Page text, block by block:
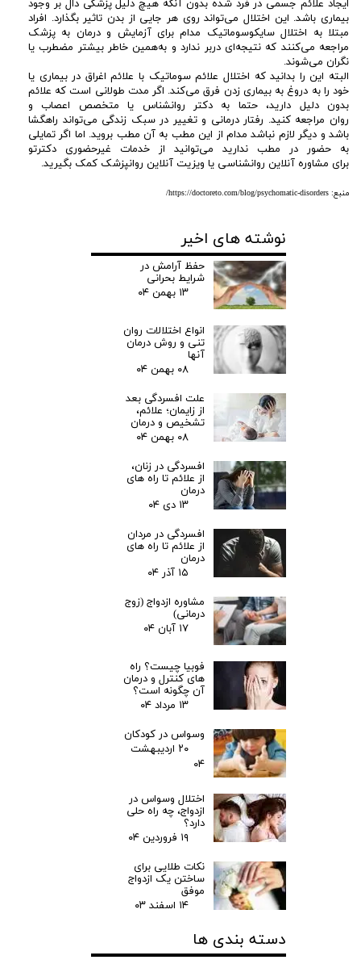
ایجاد علائم جسمی در فرد شده بدون آنکه هیچ دلیل پزشکی دال بر وجود
بیماری باشد. این اختلال می‌تواند روی هر جایی از بدن تاثیر بگذارد. افراد
مبتلا به اختلال سایکوسوماتیک مدام برای آزمایش و درمان به پزشک
مراجعه می‌کنند که نتیجه‌ای دربر ندارد و به‌همین خاطر بیشتر مضطرب یا
نگران می‌شوند.
البته این را بدانید که اختلال علائم سوماتیک با علائم اغراق در بیماری یا
خود را به دروغ به بیماری زدن فرق می‌کند. اگر مدت طولانی است که علائم
بدون دلیل دارید، حتما به دکتر روانشناس یا متخصص اعصاب و
روان مراجعه کنید. رفتار درمانی و تغییر در سبک زندگی می‌تواند راهگشا
باشد و دیگر لازم نباشد مدام از این مطب به آن مطب بروید. اما اگر تمایلی
به حضور در مطب ندارید می‌توانید از خدمات غیرحضوری دکترتو
برای مشاوره آنلاین روانشناسی یا ویزیت آنلاین روانپزشک کمک بگیرید.
منبع: https://doctoreto.com/blog/psychomatic-disorders/
نوشته های اخیر
حفظ آرامش در
شرایط بحرانی
۱۳ بهمن ۰۴
انواع اختلالات روان
تنی و روش درمان
آنها
۰۸ بهمن ۰۴
علت افسردگی بعد
از زایمان؛ علائم،
تشخیص و درمان
۰۸ بهمن ۰۴
افسردگی در زنان،
از علائم تا راه های
درمان
۱۳ دی ۰۴
افسردگی در مردان
از علائم تا راه های
درمان
۱۵ آذر ۰۴
مشاوره ازدواج (زوج
درمانی)
۱۷ آبان ۰۴
فوبیا چیست؟ راه
های کنترل و درمان
آن چگونه است؟
۱۳ مرداد ۰۴
وسواس در کودکان
۲۰ اردیبهشت
۰۴
اختلال وسواس در
ازدواج، چه راه حلی
دارد؟
۱۹ فروردین ۰۴
نکات طلایی برای
ساختن یک ازدواج
موفق
۱۴ اسفند ۰۳
دسته بندی ها